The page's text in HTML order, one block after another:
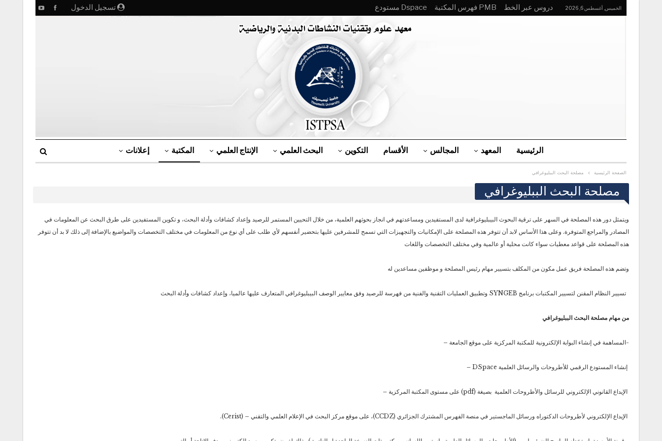
تسجيل الدخول الخميس, أغسطس 6, 2026 دروس عبر الخط PMB فهرس المكتبة Dspace مستودع
الرئيسية المعهد المجالس الأقسام التكوين البحث العلمي الإنتاج العلمي المكتبة إعلانات
الصفحة الرئيسية مصلحة البحث الببليوغرافي
مصلحة البحث الببليوغرافي
ويتمثل دور هذه المصلحة في السهر على ترقية البحوث البيبليوغرافية لدى المستفيدين ومساعدتهم في انجاز بحوثهم العلمية، من خلال التحيين المستمر للرصيد وإعداد كشافات وأدلة البحث، و تكوين المستفيدين على طرق البحث عن المعلومات في
المصادر والمراجع المتوفرة. وعلى هذا الأساس لابد أن تتوفر هذه المصلحة على الإمكانيات والتجهيزات التي تسمح للمشرفين عليها بتحضير أنفسهم لأي طلب على أي نوع من المعلومات في مختلف التخصصات والمواضيع بالإضافة إلى ذلك لا بد أن تتوفر
هذه المصلحة على قواعد معطيات سواء كانت محلية أو عالمية وفي مختلف التخصصات واللغات
وتضم هذه المصلحة فريق عمل مكون من المكلف بتسيير مهام رئيس المصلحة و موظفين مساعدين له
تسيير النظام المقنن لتسيير المكتبات برنامج SYNGEB وتطبيق العمليات التقنية والفنية من فهرسة للرصيد وفق معايير الوصف البيبليوغرافي المتعارف عليها عالميا، وإعداد كشافات وأدلة البحث
من مهام مصلحة البحث الببليوغرافي
-المساهمة في إنشاء البوابة الإلكترونية للمكتبة المركزية على موقع الجامعة –
إنشاء المستودع الرقمي للأطروحات والرسائل العلمية DSpace –
الإيداع القانوني الإلكتروني للرسائل والأطروحات العلمية بصيغة (pdf) على مستوى المكتبة المركزية –
الإيداع الإلكتروني لأطروحات الدكتوراه ورسائل الماجستير في منصة الفهرس المشترك الجزائري (CCDZ)، على موقع مركز البحث في الإعلام العلمي والتقني – (Cerist).